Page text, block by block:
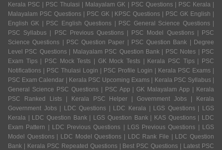
Kerala PSC | PSC Thulasi | Malayalam GK | PSC Questions | PSC Kerala |
Malayalam PSC Questions | PSC GK | KPSC Questions | PSC GK English |
English GK | PSC English Questions | PSC General Science Questions |
PSC Syllabus | PSC Previous Questions | PSC Model Questions | PSC
Science Questions | PSC Question Paper | PSC Question Bank | Degree
Level PSC Questions | Malayalam PSC Question Bank | PSC Notes | PSC
Exam Tips | PSC Mock Tests | GK Mock Tests | Kerala PSC Tips | PSC
Notifications | PSC Thulasi Login | PSC Profile Login | Kerala PSC Exams |
PSC Exam Calendar | Kerala PSC Upcoming Exams | Kerala PSC Syllabus |
General Science PSC Questions | PSC App | GK Malayalam App | Kerala
PSC Ranked Lists | Kerala PSC Helper | Government Jobs | Kerala
Government Jobs | LDC Questions | LDC Kerala | LGS Questions | LGS
Kerala | LDC Question Bank | LGS Question Bank | KAS Questions | LDC
Exam Pattern | LDC Previous Questions | LGS Previous Questions | LGS
Model Questions | LDC Model Questions | LDC Rank File | LDC Question
Bank | Kerala PSC Repeated Questions | Best PSC Questions | Latest PSC